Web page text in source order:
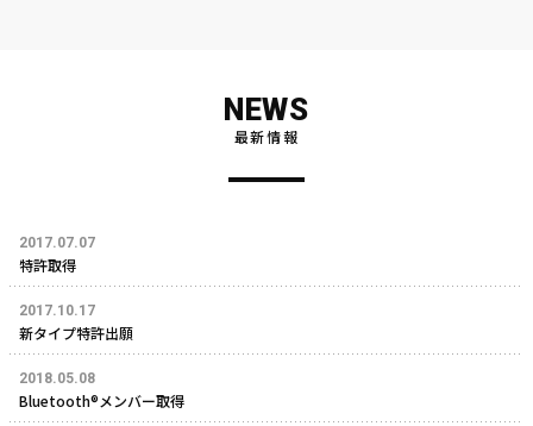
NEWS
最新情報
2017.07.07
特許取得
2017.10.17
新タイプ特許出願
2018.05.08
Bluetooth®メンバー取得